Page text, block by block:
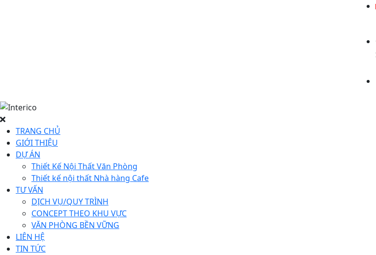
TRANG CHỦ
GIỚI THIỆU
DỰ ÁN
Thiết Kế Nội Thất Văn Phòng
Thiết kế nội thất Nhà hàng Cafe
TƯ VẤN
DỊCH VỤ/QUY TRÌNH
CONCEPT THEO KHU VỰC
VĂN PHÒNG BỀN VỮNG
LIÊN HỆ
TIN TỨC